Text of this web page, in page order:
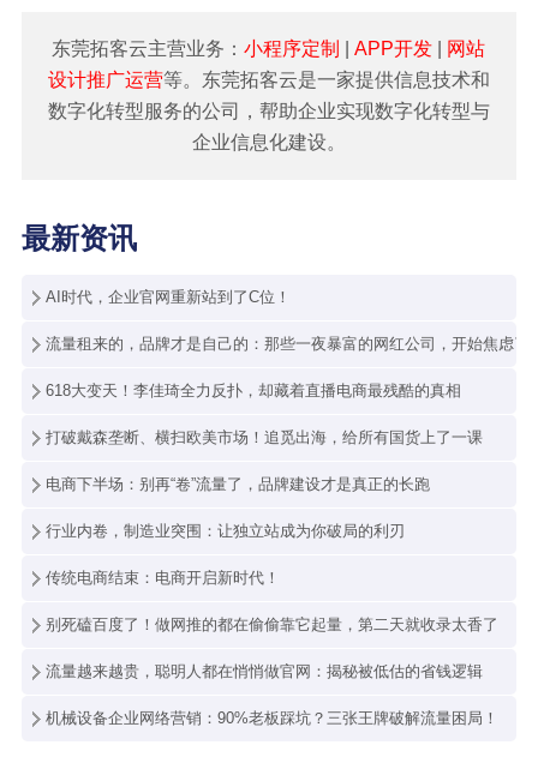
东莞拓客云主营业务：小程序定制 |APP开发
网站
设计推广运营等。东莞拓客云是一家提供信息技术和
数字化转型服务的公司，帮助企业实现数字化转型与
企业信息化建设。
最新资讯
AI时代，企业官网重新站到了C位！
流量租来的，品牌才是自己的：那些一夜暴富的网红公司，开始焦虑了
618大变天！李佳琦全力反扑，却藏着直播电商最残酷的真相
打破戴森垄断、横扫欧美市场！追觅出海，给所有国货上了一课
电商下半场：别再“卷”流量了，品牌建设才是真正的长跑
行业内卷，制造业突围：让独立站成为你破局的利刃
传统电商结束：电商开启新时代！
别死磕百度了！做网推的都在偷偷靠它起量，第二天就收录太香了
流量越来越贵，聪明人都在悄悄做官网：揭秘被低估的省钱逻辑
机械设备企业网络营销：90%老板踩坑？三张王牌破解流量困局！